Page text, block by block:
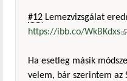
#12 Lemezvizsgálat
https://ibb.co/WkBKdxs
Ha esetleg másik
velem, bár szerintem az